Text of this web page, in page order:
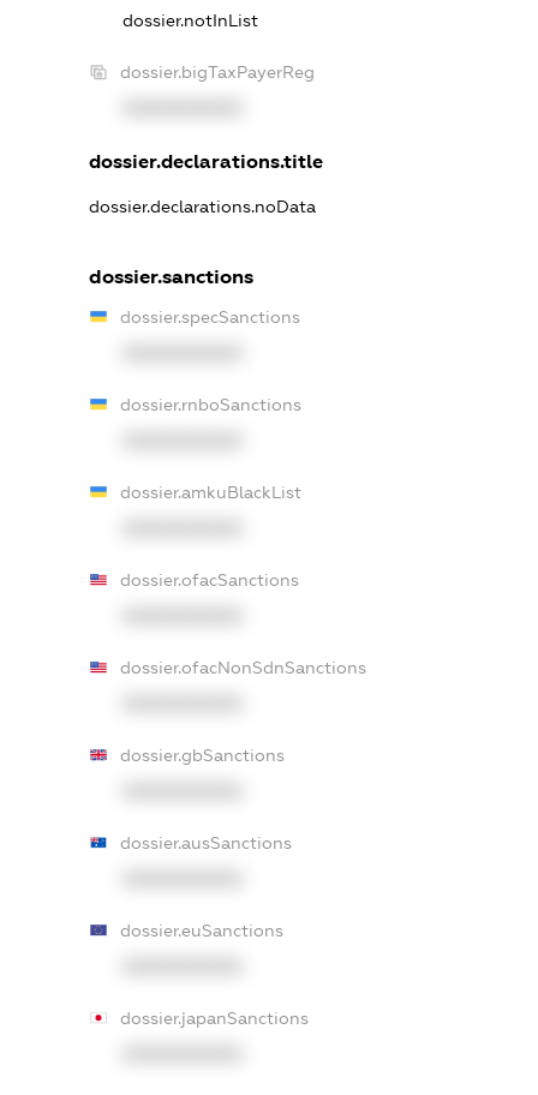
dossier.notInList
dossier.bigTaxPayerReg
dossier.declarations.title
dossier.declarations.noData
dossier.sanctions
dossier.specSanctions
dossier.rnboSanctions
dossier.amkuBlackList
dossier.ofacSanctions
dossier.ofacNonSdnSanctions
dossier.gbSanctions
dossier.ausSanctions
dossier.euSanctions
dossier.japanSanctions